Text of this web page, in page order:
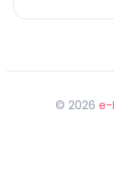
© 2026 e-